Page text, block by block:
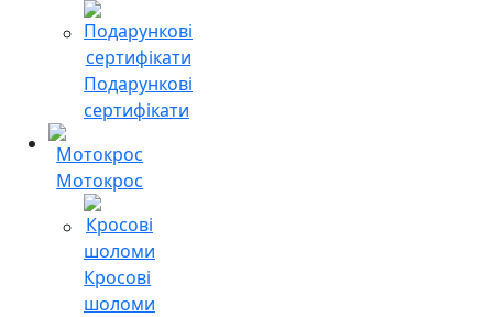
Подарункові
сертифікати
Мотокрос
Кросові
шоломи